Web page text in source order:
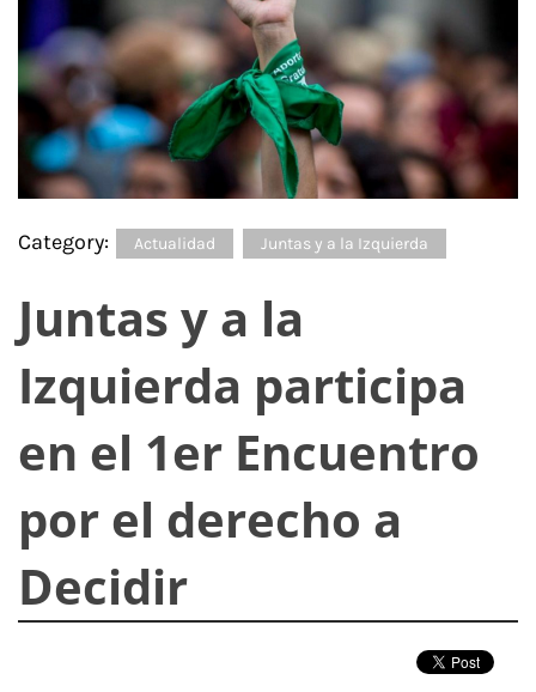
Category: Actualidad Juntas y a la Izquierda
Juntas y a la
Izquierda participa
en el 1er Encuentro
por el derecho a
Decidir